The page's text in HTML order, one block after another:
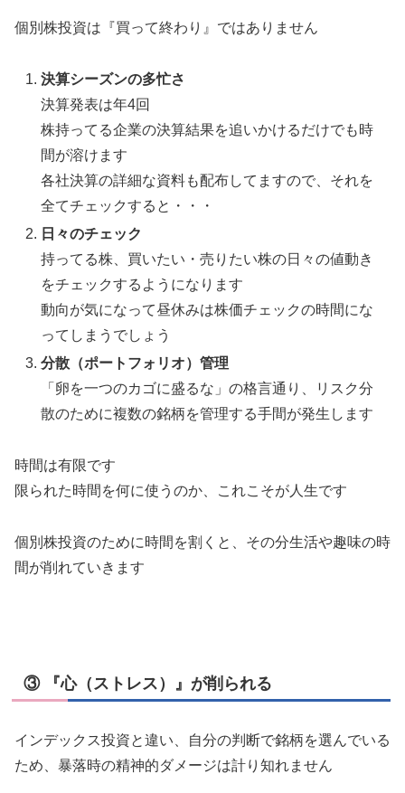
個別株投資は『買って終わり』ではありません
決算シーズンの多忙さ
決算発表は年4回
株持ってる企業の決算結果を追いかけるだけでも時
間が溶けます
各社決算の詳細な資料も配布してますので、それを
全てチェックすると・・・
日々のチェック
持ってる株、買いたい・売りたい株の日々の値動き
をチェックするようになります
動向が気になって昼休みは株価チェックの時間にな
ってしまうでしょう
分散（ポートフォリオ）管理
「卵を一つのカゴに盛るな」の格言通り、リスク分
散のために複数の銘柄を管理する手間が発生します
時間は有限です
限られた時間を何に使うのか、これこそが人生です
個別株投資のために時間を割くと、その分生活や趣味の時
間が削れていきます
③ 『心（ストレス）』が削られる
インデックス投資と違い、自分の判断で銘柄を選んでいる
ため、暴落時の精神的ダメージは計り知れません